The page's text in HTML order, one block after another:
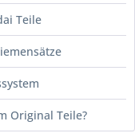
Teile
Original Teile?